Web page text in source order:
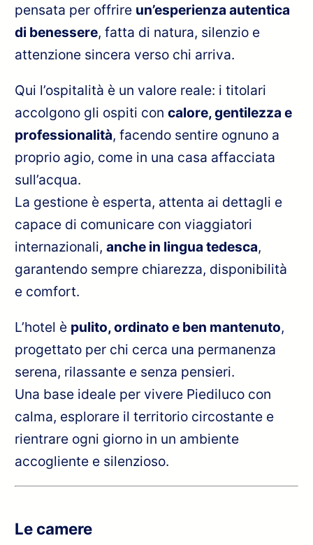
pensata per offrire un’esperienza autentica
di benessere, fatta di natura, silenzio e
attenzione sincera verso chi arriva.
Qui l’ospitalità è un valore reale: i titolari
accolgono gli ospiti concalore, gentilezza e
professionalità, facendo sentire ognuno a
proprio agio, come in una casa affacciata
sull’acqua.
La gestione è esperta, attenta ai dettagli e
capace di comunicare con viaggiatori
internazionali,anche in lingua tedesca,
garantendo sempre chiarezza, disponibilità
e comfort.
L’hotel è pulito, ordinato e ben mantenuto,
progettato per chi cerca una permanenza
serena, rilassante e senza pensieri.
Una base ideale per vivere Piediluco con
calma, esplorare il territorio circostante e
rientrare ogni giorno in un ambiente
accogliente e silenzioso.
Le camere